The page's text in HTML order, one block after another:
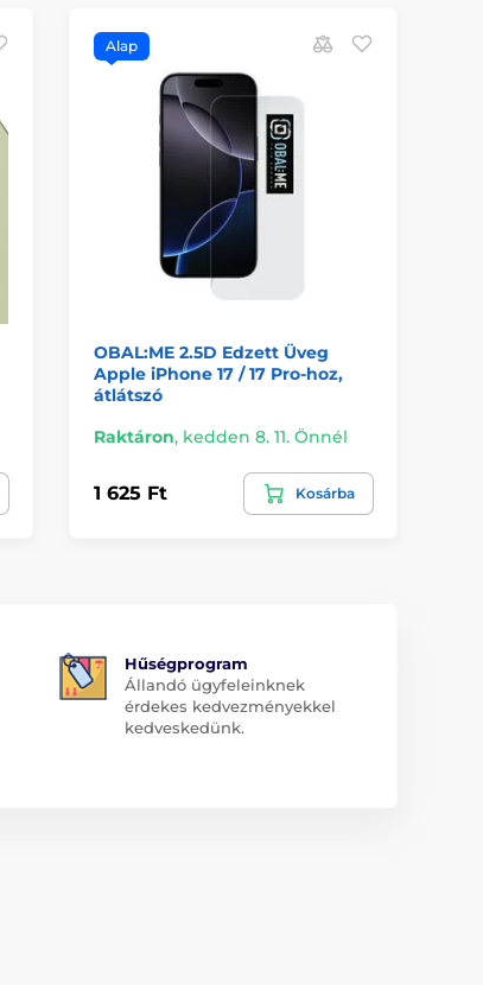
Alap
OBAL:ME 2.5D Edzett Üveg
Apple iPhone 17 / 17 Pro-hoz,
átlátszó
Raktáron, kedden 8. 11. Önnél
1 625 Ft Kosárba
Hűségprogram
Állandó ügyfeleinknek
érdekes kedvezményekkel
kedveskedünk.